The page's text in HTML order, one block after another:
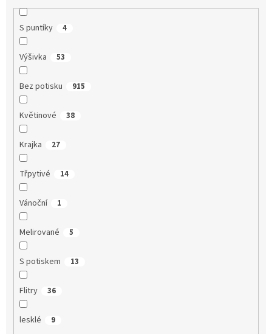
S puntíky 4
Výšivka 53
Bez potisku 915
Květinové 38
Krajka 27
Třpytivé 14
Vánoční 1
Melirované 5
S potiskem 13
Flitry 36
lesklé 9